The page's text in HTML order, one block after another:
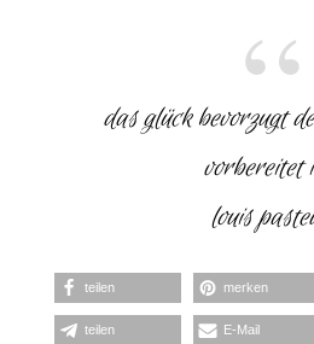
das glück bevor­zugt
vor­be­reitet
louis
teilen merken
teilen E‑Mail